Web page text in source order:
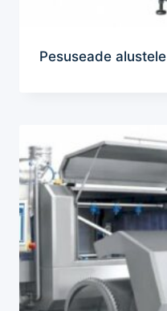
Pesuseade alustele